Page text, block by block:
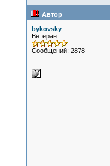
Автор
bykovsky
Ветеран
Сообщений: 2878